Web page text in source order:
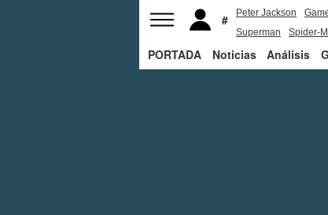
Peter Jackson
Superman
Spider-
PORTADA Noticias Análisis